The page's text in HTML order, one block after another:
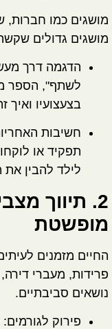
מושגים כמו חברות,
מושגים גדולים
הדגמה דרך
לשתף", הספר
בצעצועיו
חשיבות
תפקיד או
לילד להבין
2. תיווך
מופשטת
החיים מזמנים
פרידות, מעברי
נושאים סביבתיים.
פירוק לגורמים: